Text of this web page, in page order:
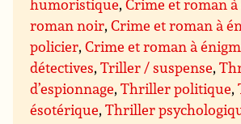
humoristique,Crime et roman à
roman noir,Crime et roman à
policier,Crime et roman à
détectives,Triller / suspense,
d’espionnage,Thriller politique,
ésotérique,Thriller